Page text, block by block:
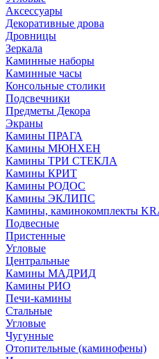
Аксессуары
Декоративные дрова
Дровницы
Зеркала
Каминные наборы
Каминные часы
Консольные столики
Подсвечники
Предметы Декора
Экраны
Камины ПРАГА
Камины МЮНХЕН
Камины ТРИ СТЕКЛА
Камины КРИТ
Камины РОДОС
Камины ЭКЛИПС
Камины, каминокомплекты
Подвесные
Пристенные
Угловые
Центральные
Камины МАДРИД
Камины РИО
Печи-камины
Стальные
Угловые
Чугунные
Отопительные (каминофены)